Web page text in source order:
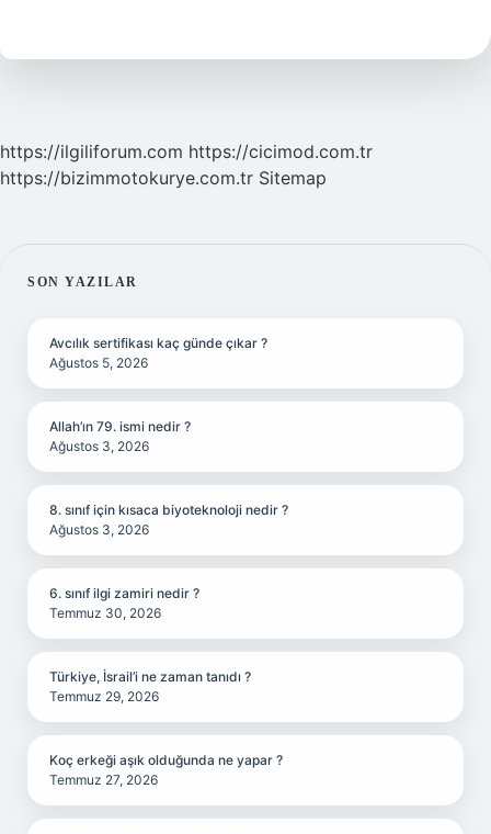
https://ilgiliforum.com https://cicimod.com.tr
https://bizimmotokurye.com.tr Sitemap
SIDEBAR
SON YAZILAR
Avcılık sertifikası kaç günde çıkar ?
Ağustos 5, 2026
Allah’ın 79. ismi nedir ?
Ağustos 3, 2026
8. sınıf için kısaca biyoteknoloji nedir ?
Ağustos 3, 2026
6. sınıf ilgi zamiri nedir ?
Temmuz 30, 2026
Türkiye, İsrail’i ne zaman tanıdı ?
Temmuz 29, 2026
Koç erkeği aşık olduğunda ne yapar ?
Temmuz 27, 2026